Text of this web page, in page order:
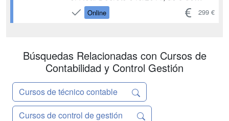
mayo y que permitirá al alumnado
adquirir las competencias profesionales
una empresa. Adem...
Online 299 €
Búsquedas Relacionadas con Cursos de
Contabilidad y Control Gestión
Cursos de técnico contable
Cursos de control de gestión